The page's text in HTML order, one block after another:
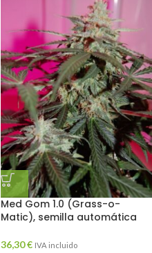
Med Gom 1.0 (Grass-o-
Matic), semilla automática
36,30€ IVA incluido